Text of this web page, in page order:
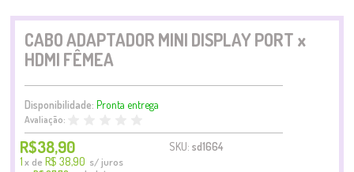
CABO ADAPTADOR MINI DISPLAY PORT x
HDMI FÊMEA
Disponibilidade: Pronta entrega
Avaliação:
R$38,90
1 x de R$ 38,90 s/ juros
SKU:sd1664